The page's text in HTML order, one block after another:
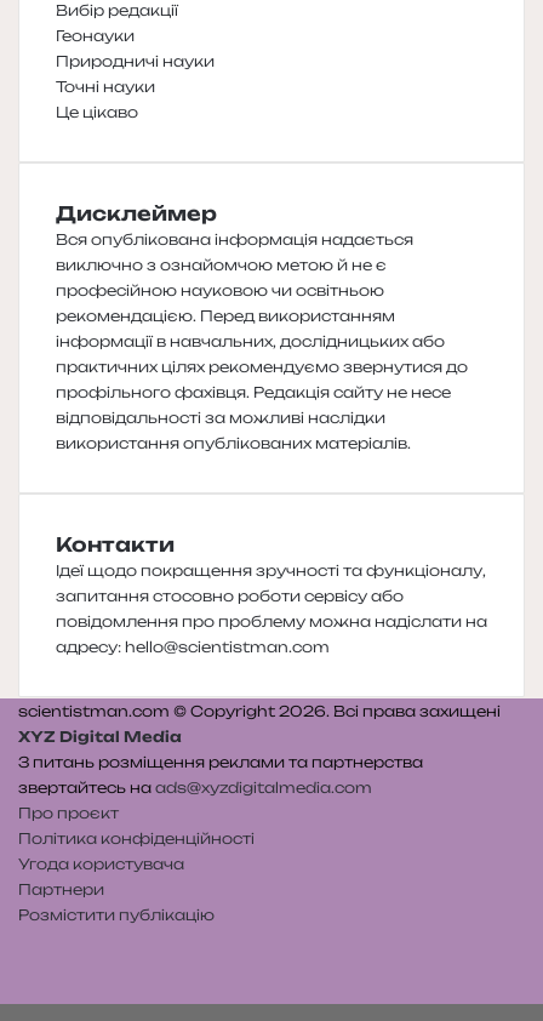
Вибір редакції
Геонауки
Природничі науки
Точні науки
Це цікаво
Дисклеймер
Вся опублікована інформація надається
виключно з ознайомчою метою й не є
професійною науковою чи освітньою
рекомендацією. Перед використанням
інформації в навчальних, дослідницьких або
практичних цілях рекомендуємо звернутися до
профільного фахівця. Редакція сайту не несе
відповідальності за можливі наслідки
використання опублікованих матеріалів.
Контакти
Ідеї щодо покращення зручності та функціоналу,
запитання стосовно роботи сервісу або
повідомлення про проблему можна надіслати на
адресу: hello@scientistman.com
scientistman.com © Copyright 2026. Всі права захищені
XYZ Digital Media
З питань розміщення реклами та партнерства
звертайтесь на ads@xyzdigitalmedia.com
Про проєкт
Політика конфіденційності
Угода користувача
Партнери
Розмістити публікацію